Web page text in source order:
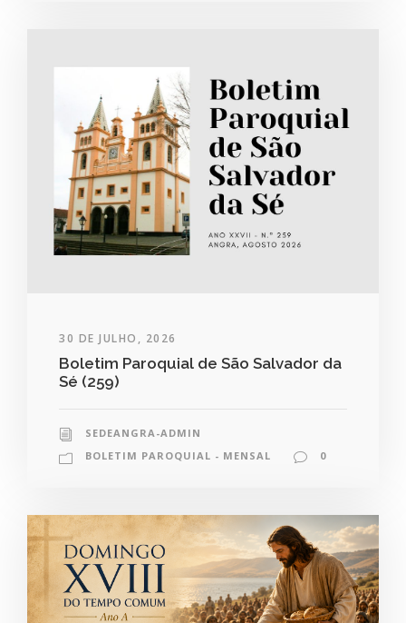
30 DE JULHO, 2026
Boletim Paroquial de São Salvador da
Sé (259)
SEDEANGRA-ADMIN
BOLETIM PAROQUIAL - MENSAL
0